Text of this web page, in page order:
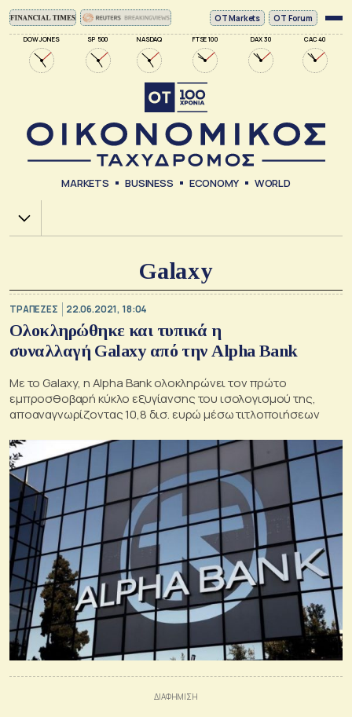
DOW JONES SP 500 NASDAQ FTSE 100 DAX 30 CAC 40
ΟΤ Markets OT Forum
MARKETS BUSINESS ECONOMY WORLD
Χ.Α.
Galaxy
ΤΡΑΠΕΖΕΣ 22.06.2021, 18:04
Ολοκληρώθηκε και τυπικά η
συναλλαγή Galaxy από την Alpha Bank
Με το Galaxy, η Alpha Bank ολοκληρώνει τον πρώτο
εμπροσθοβαρή κύκλο εξυγίανσης του ισολογισμού της,
αποαναγνωρίζοντας 10,8 δισ. ευρώ μέσω τιτλοποιήσεων